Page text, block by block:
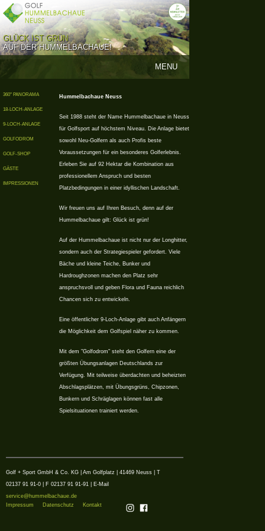
GLÜCK IST GRÜN
AUF DER HUMMELBACHAUE!
MENU
Hummelbachaue Neuss
Seit 1988 steht der Name Hummelbachaue in Neuss
für Golfsport auf höchstem Niveau. Die Anlage bietet
sowohl Neu-Golfern als auch Profis beste
Voraussetzungen für ein besonderes Golferlebnis.
Erleben Sie auf 92 Hektar die Kombination aus
professionellem Anspruch und besten
Platzbedingungen in einer idyllischen Landschaft.
Wir freuen uns auf Ihren Besuch, denn auf der
Hummelbachaue gilt: Glück ist grün!
Auf der Hummelbachaue ist nicht nur der Longhitter,
sondern auch der Strategiespieler gefordert. Viele
Bäche und kleine Teiche, Bunker und
Hardroughzonen machen den Platz sehr
anspruchsvoll und geben Flora und Fauna reichlich
Chancen sich zu entwickeln.
Eine öffentlicher 9-Loch-Anlage gibt auch Anfängern
die Möglichkeit dem Golfspiel näher zu kommen.
Mit dem "Golfodrom" steht den Golfern eine der
größten Übungsanlagen Deutschlands zur
Verfügung. Mit teilweise überdachten und beheizten
Abschlagsplätzen, mit Übungsgrüns, Chipzonen,
Bunkern und Schräglagen können fast alle
Spielsituationen trainiert werden.
360° PANORAMA
18-LOCH-ANLAGE
9-LOCH-ANLAGE
GOLFODROM
GOLF-SHOP
GÄSTE
IMPRESSIONEN
Impressum Datenschutz Kontakt
Golf + Sport GmbH & Co. KG | Am Golfplatz | 41469 Neuss | T
02137 91 91-0 | F 02137 91 91-91 | E-Mail
service@hummelbachaue.de